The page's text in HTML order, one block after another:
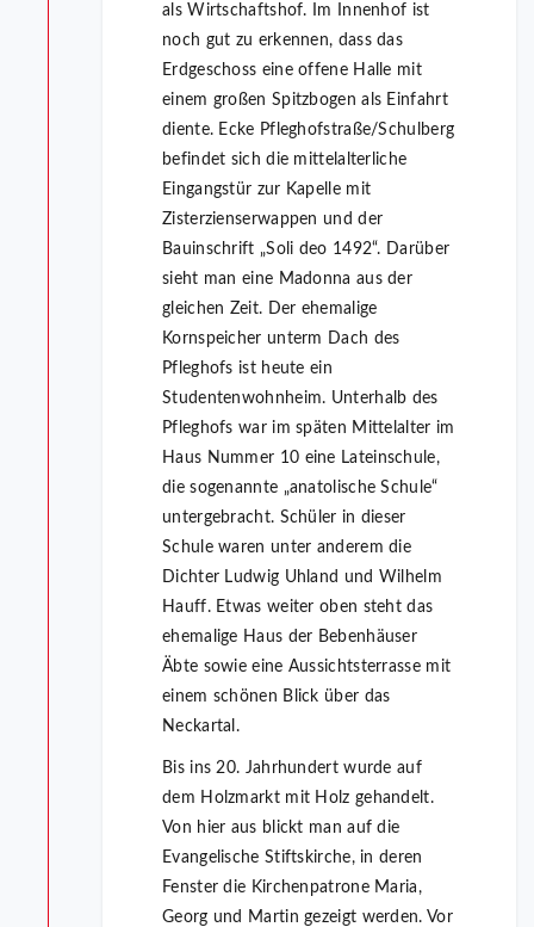
als Wirtschaftshof. Im Innenhof ist
noch gut zu erkennen, dass das
Erdgeschoss eine offene Halle mit
einem großen Spitzbogen als Einfahrt
diente. Ecke Pfleghofstraße/Schulberg
befindet sich die mittelalterliche
Eingangstür zur Kapelle mit
Zisterzienserwappen und der
Bauinschrift „Soli deo 1492“. Darüber
sieht man eine Madonna aus der
gleichen Zeit. Der ehemalige
Kornspeicher unterm Dach des
Pfleghofs ist heute ein
Studentenwohnheim. Unterhalb des
Pfleghofs war im späten Mittelalter im
Haus Nummer 10 eine Lateinschule,
die sogenannte „anatolische Schule“
untergebracht. Schüler in dieser
Schule waren unter anderem die
Dichter Ludwig Uhland und Wilhelm
Hauff. Etwas weiter oben steht das
ehemalige Haus der Bebenhäuser
Äbte sowie eine Aussichtsterrasse mit
einem schönen Blick über das
Neckartal.
Bis ins 20. Jahrhundert wurde auf
dem Holzmarkt mit Holz gehandelt.
Von hier aus blickt man auf die
Evangelische Stiftskirche, in deren
Fenster die Kirchenpatrone Maria,
Georg und Martin gezeigt werden. Vor